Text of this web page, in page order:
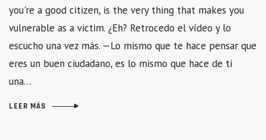
you're a good citizen, is the very thing that makes you
vulnerable as a victim. ¿Eh? Retrocedo el vídeo y lo
escucho una vez más. —Lo mismo que te hace pensar que
eres un buen ciudadano, es lo mismo que hace de ti
una…
LEER MÁS